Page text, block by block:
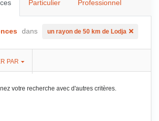
Particulier Professionnel
dans un rayon de 50 km de Lodja
PAR
votre recherche avec d'autres critères.